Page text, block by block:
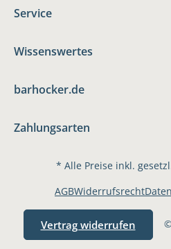
Service
Wissenswertes
barhocker.de
Zahlungsarten
* Alle Preise inkl.
Vertrag widerrufen
AGBWiderrufsrecht